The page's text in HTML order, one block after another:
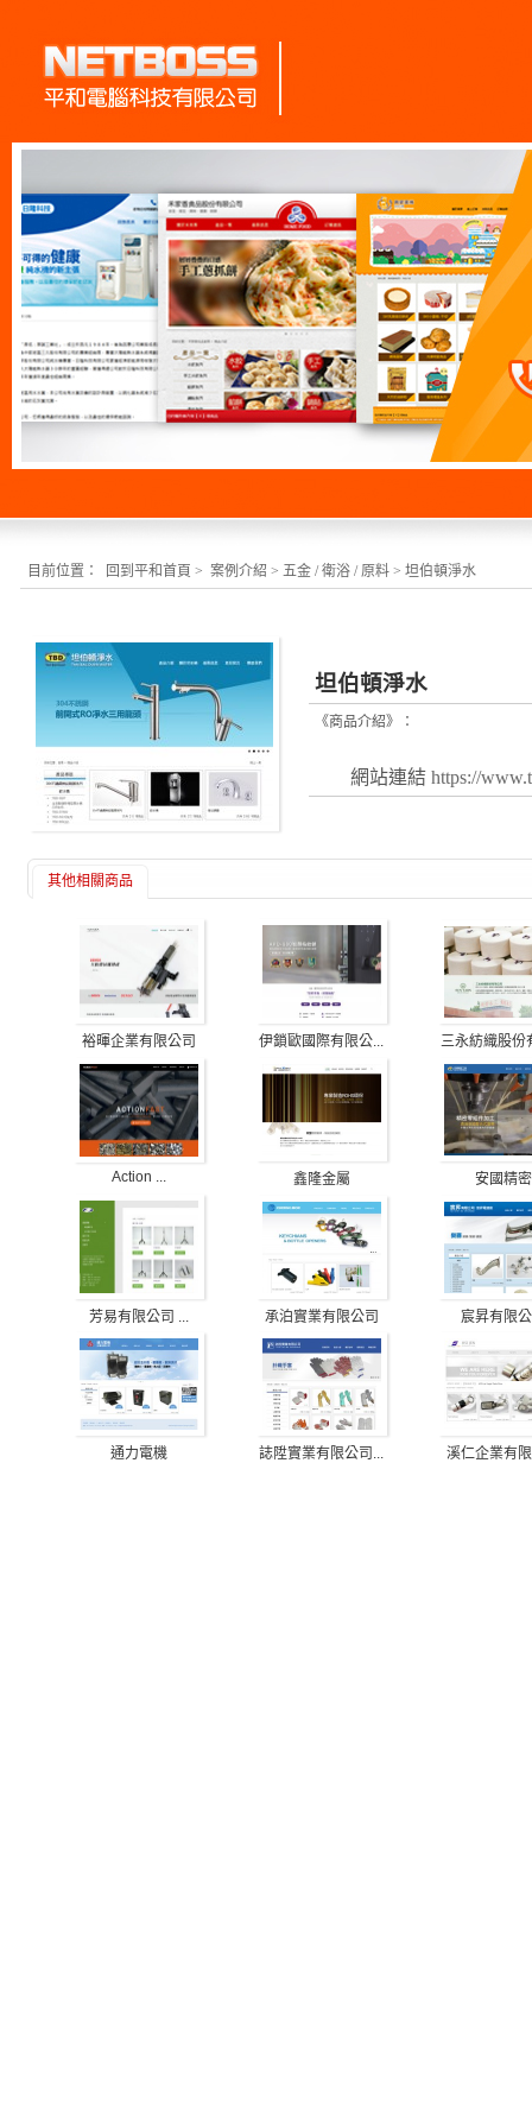
目前位置： 回到平和首頁 > 案例介紹 > 五金 / 衛浴 / 原料 > 坦伯頓淨水
坦伯頓淨水
《商品介紹》：
網站連結 https://
其他相關商品
裕暉企業有限公司 伊鎖歐國際有限公... 三永紡織股份
Action ... 鑫隆金屬 安國精密
芳易有限公司 ... 承泊實業有限公司 宸昇有限
通力電機 誌陞實業有限公司... 溪仁企業有